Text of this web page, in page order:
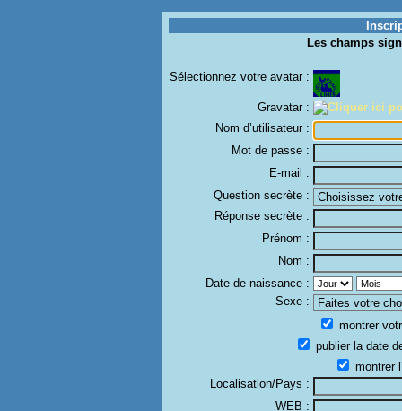
Les champs
Sélectionnez votre avatar :
Gravatar :
Nom d’utilisateur :
Mot de passe :
E-mail :
Question secrète :
Réponse secrète :
Prénom :
Nom :
Date de naissance :
Sexe :
montrer
publier la date
montrer
Localisation/Pays :
WEB :